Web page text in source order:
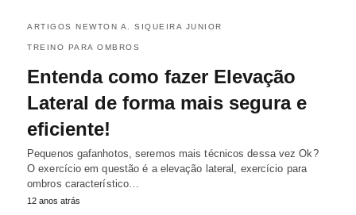
ARTIGOS NEWTON A. SIQUEIRA JUNIOR
TREINO PARA OMBROS
Entenda como fazer Elevação
Lateral de forma mais segura e
eficiente!
Pequenos gafanhotos, seremos mais técnicos dessa vez Ok?
O exercício em questão é a elevação lateral, exercício para
ombros característico…
12 anos atrás